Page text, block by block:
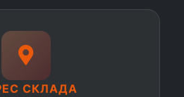
СКЛАДА